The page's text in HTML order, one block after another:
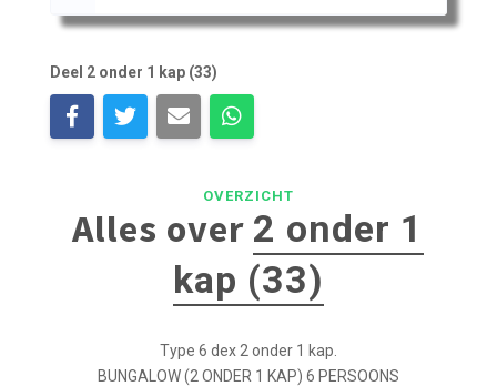
Deel 2 onder 1 kap (33)
OVERZICHT
Alles over 2 onder 1
kap (33)
Type 6 dex 2 onder 1 kap.
BUNGALOW (2 ONDER 1 KAP) 6 PERSOONS